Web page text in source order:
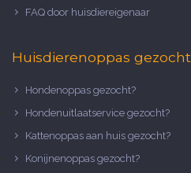
FAQ door huisdiereigenaar
Huisdierenoppas gezocht
Hondenoppas gezocht?
Hondenuitlaatservice gezocht?
Kattenoppas aan huis gezocht?
Konijnenoppas gezocht?